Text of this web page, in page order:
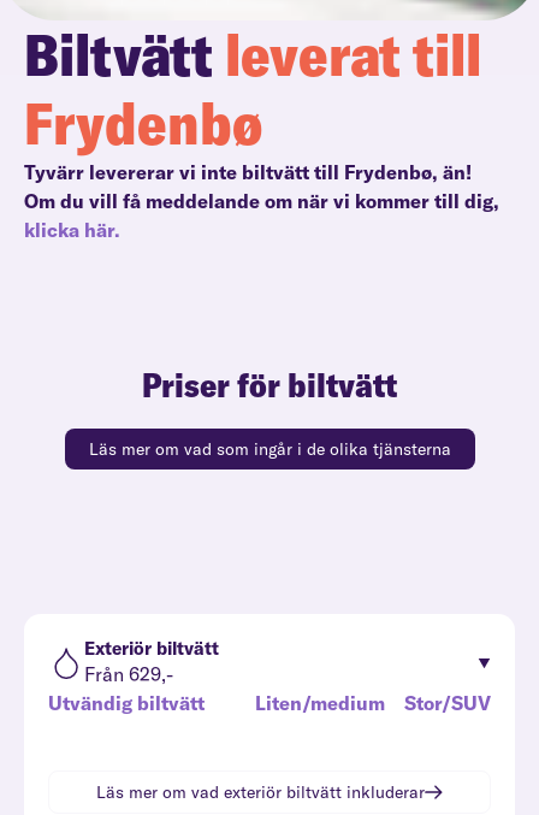
Biltvätt leverat till
Frydenbø
Tyvärr levererar vi inte biltvätt till Frydenbø, än!
Om du vill få meddelande om när vi kommer till dig,
klicka här.
Priser för biltvätt
Läs mer om vad som ingår i de olika tjänsterna
Exteriör biltvätt
Från 629,-
Utvändig biltvätt
Liten/medium Stor/SUV
Läs mer om vad exteriör biltvätt inkluderar